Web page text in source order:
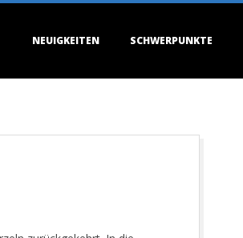
NEUIGKEITEN SCHWERPUNKTE